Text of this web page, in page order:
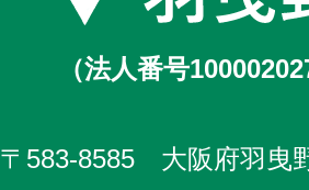
（法人番号
〒583-8585 大阪府羽曳